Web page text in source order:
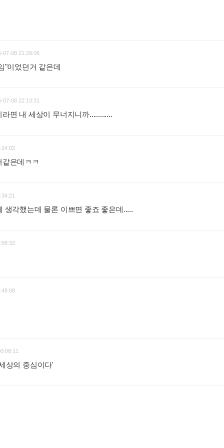
07-08 21:29:06
"이었던거 같은데
07-08 22:13:31
면 내 세상이 무너지니까............
은데ㅋㅋ
생각했는데 물론 이쁘면 좋죠 좋은데.....
상의 중심이다'